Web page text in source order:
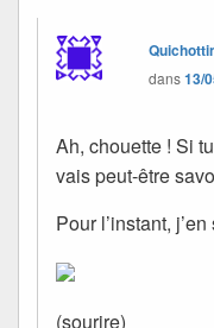
dans13/
Ah, chouette ! Si
vais peut-être
Pour l’instant,
(sourire)